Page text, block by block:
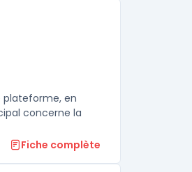
plateforme, en
concerne la
Fiche complète